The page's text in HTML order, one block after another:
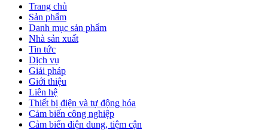
Trang chủ
Sản phẩm
Danh mục sản phẩm
Nhà sản xuất
Tin tức
Dịch vụ
Giải pháp
Giới thiệu
Liên hệ
Thiết bị điện và tự động hóa
Cảm biến công nghiệp
Cảm biến điện dung, tiệm cận